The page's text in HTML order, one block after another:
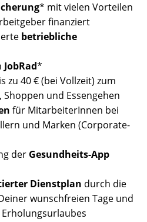
* mit vielen Vorteilen
finanziert
betriebliche
JobRad*
zu 40 € (bei Vollzeit) zum
Shoppen und Essengehen
für MitarbeiterInnen bei
und Marken (Corporate-
der Gesundheits-App
Dienstplan durch die
wunschfreien Tage und